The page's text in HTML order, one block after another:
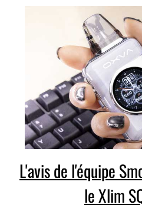
L'avis de l'équipe
le Xlim